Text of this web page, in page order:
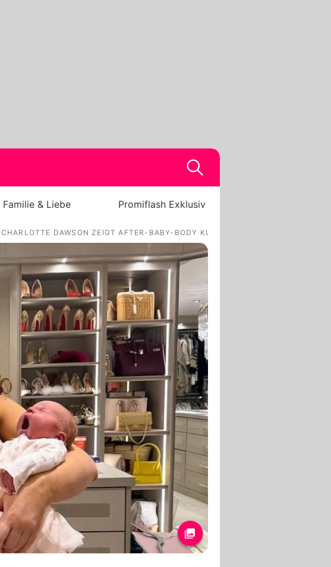
Familie & Liebe Promiflash Exklusiv
CHARLOTTE DAWSON ZEIGT AFTER-BABY-BODY KURZ NACH GEBURT